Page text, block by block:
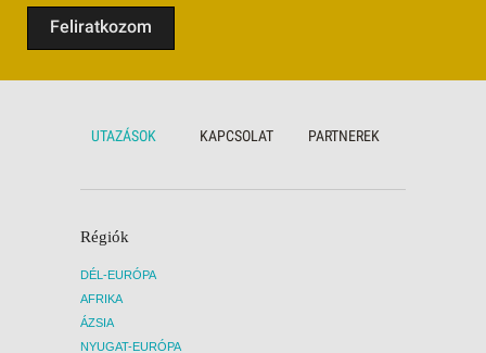
Feliratkozom
UTAZÁSOK KAPCSOLAT PARTNEREK
Régiók
DÉL-EURÓPA
AFRIKA
ÁZSIA
NYUGAT-EURÓPA